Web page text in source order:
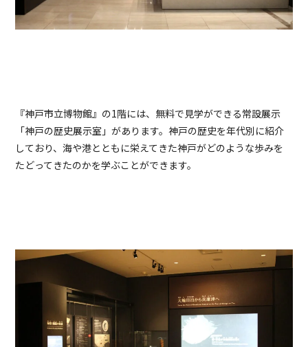
『神戸市立博物館』の1階には、無料で見学ができる常設展示
「神戸の歴史展示室」があります。神戸の歴史を年代別に紹介
しており、海や港とともに栄えてきた神戸がどのような歩みを
たどってきたのかを学ぶことができます。